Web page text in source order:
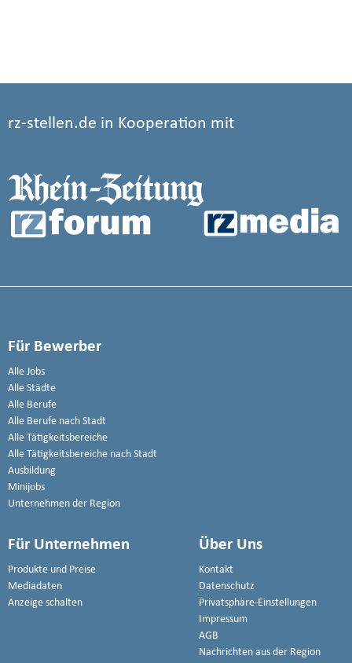
rz-stellen.de in Kooperation mit
Für Bewerber
Alle Jobs
Alle Städte
Alle Berufe
Alle Berufe nach Stadt
Alle Tätigkeitsbereiche
Alle Tätigkeitsbereiche nach Stadt
Ausbildung
Minijobs
Unternehmen der Region
Für Unternehmen
Produkte und Preise
Mediadaten
Anzeige schalten
Über Uns
Kontakt
Datenschutz
Privatsphäre-Einstellungen
Impressum
AGB
Nachrichten aus der Region